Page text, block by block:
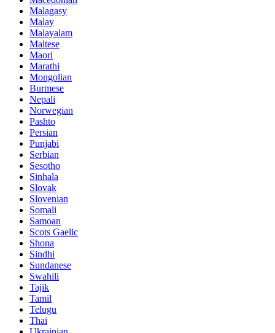
Malagasy
Malay
Malayalam
Maltese
Maori
Marathi
Mongolian
Burmese
Nepali
Norwegian
Pashto
Persian
Punjabi
Serbian
Sesotho
Sinhala
Slovak
Slovenian
Somali
Samoan
Scots Gaelic
Shona
Sindhi
Sundanese
Swahili
Tajik
Tamil
Telugu
Thai